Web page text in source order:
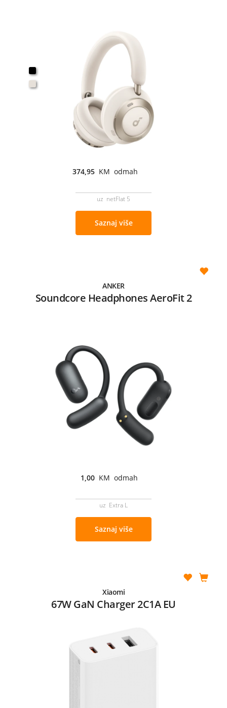
374,95 KM odmah
uz netFlat 5
Saznaj više
ANKER
Soundcore Headphones AeroFit 2
1,00 KM odmah
uz Extra L
Saznaj više
Xiaomi
67W GaN Charger 2C1A EU